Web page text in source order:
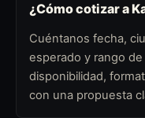
¿Cómo cotizar a
Cuéntanos fecha,
esperado y rango
disponibilidad,
con una propuesta